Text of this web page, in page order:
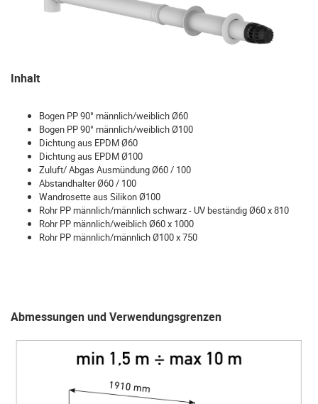
Inhalt
Bogen PP 90° männlich/weiblich Ø60
Bogen PP 90° männlich/weiblich Ø100
Dichtung aus EPDM Ø60
Dichtung aus EPDM Ø100
Zuluft/ Abgas Ausmündung Ø60 / 100
Abstandhalter Ø60 / 100
Wandrosette aus Silikon Ø100
Rohr PP männlich/männlich schwarz - UV beständig Ø60 x 810
Rohr PP männlich/weiblich Ø60 x 1000
Rohr PP männlich/männlich Ø100 x 750
Abmessungen und Verwendungsgrenzen